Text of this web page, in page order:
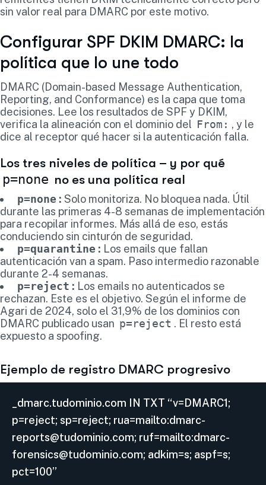
sin valor real para DMARC por este motivo.
Configurar SPF DKIM DMARC: la
política que lo une todo
DMARC (Domain-based Message Authentication,
Reporting, and Conformance) es la capa que toma
decisiones. Lee los resultados de SPF y DKIM,
verifica la alineación con el dominio del From: , y le
dice al receptor qué hacer si la autenticación falla.
Los tres niveles de política – y por qué
p=none no es una política real
p=none : Solo monitoriza. No bloquea nada. Útil
durante las primeras 4-8 semanas de implementación
para recopilar informes. Más allá de eso, estás
conduciendo sin cinturón de seguridad.
p=quarantine : Los emails que fallan
autenticación van a spam. Paso intermedio razonable
durante 2-4 semanas.
p=reject : Los emails no autenticados se
rechazan. Este es el objetivo. Según el informe de
Agari de 2024, solo el 31,9% de los dominios con
DMARC publicado usan p=reject . El resto está
expuesto a spoofing.
Ejemplo de registro DMARC progresivo
_dmarc.tudominio.com IN TXT “v=DMARC1;
p=reject; sp=reject; rua=mailto:dmarc-
reports@tudominio.com; ruf=mailto:dmarc-
forensics@tudominio.com; adkim=s; aspf=s;
pct=100”